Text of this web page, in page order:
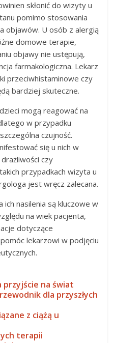
skłonić do wizyty u
pomimo stosowania
objawów. U osób z alergią
domowe terapie,
objawy nie ustępują,
farmakologiczna. Lekarz
przeciwhistaminowe czy
bardziej skuteczne.
mogą reagować na
w przypadku
czujność.
się u nich w
czy
przypadkach wizyta u
jest wręcz zalecana.
nasilenia są kluczowe w
na wiek pacjenta,
dotyczące
lekarzowi w podjęciu
przyjście na świat
dla przyszłych
z ciążą u
terapii